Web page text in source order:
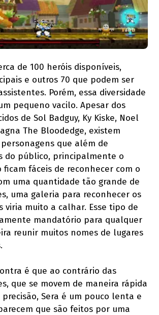
de 100 heróis disponíveis,
e outros 70 que podem ser
Porém, essa diversidade
pequeno vacilo. Apesar dos
de Sol Badguy, Ky Kiske, Noel
The Bloodedge, existem
que além de
do público, principalmente o
fáceis de reconhecer com o
uma quantidade tão grande de
uma galeria para reconhecer os
viria muito a calhar. Esse tipo de
mandatório para qualquer
reunir muitos nomes de lugares
é que ao contrário das
que se movem de maneira rápida
Sera é um pouco lenta e
que são feitos por uma